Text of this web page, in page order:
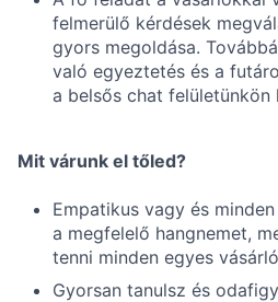
felmerülő kérdések
gyors megoldása.
való egyeztetés és a
a belsős chat felületünkön
Mit várunk el tőled?
Empatikus vagy és
a megfelelő hangnemet,
tenni minden egyes
Gyorsan tanulsz és